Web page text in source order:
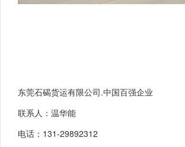
东莞石碣货运有限公司.中国百强企业
联系人：温华能
电话：131-29892312